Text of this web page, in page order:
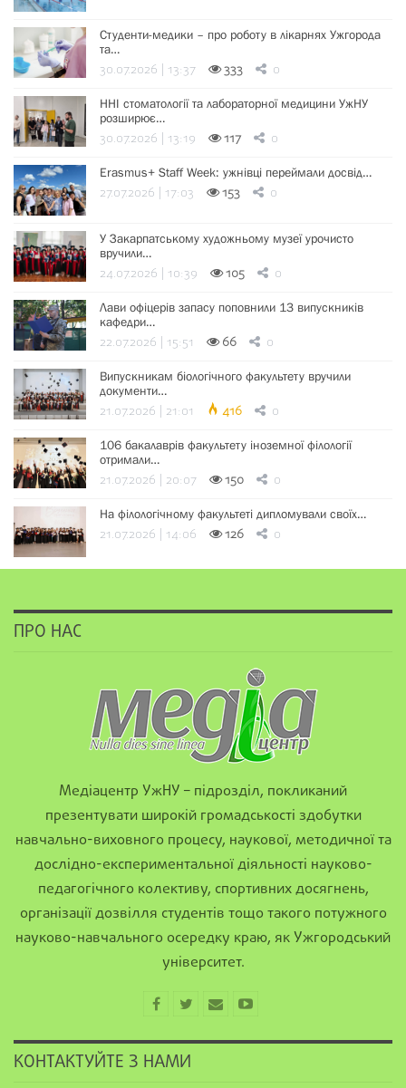
Студенти-медики – про роботу в лікарнях Ужгорода
та…
30.07.2026 | 13:37 333 0
ННІ стоматології та лабораторної медицини УжНУ
розширює…
30.07.2026 | 13:19 117 0
Erasmus+ Staff Week: ужнівці переймали досвід…
27.07.2026 | 17:03 153 0
У Закарпатському художньому музеї урочисто
вручили…
24.07.2026 | 10:39 105 0
Лави офіцерів запасу поповнили 13 випускників
кафедри…
22.07.2026 | 15:51 66 0
Випускникам біологічного факультету вручили
документи…
21.07.2026 | 21:01 416 0
106 бакалаврів факультету іноземної філології
отримали…
21.07.2026 | 20:07 150 0
На філологічному факультеті дипломували своїх…
21.07.2026 | 14:06 126 0
ПРО НАС
Медіацентр УжНУ – підрозділ, покликаний
презентувати широкій громадськості здобутки
навчально-виховного процесу, наукової, методичної та
дослідно-експериментальної діяльності науково-
педагогічного колективу, спортивних досягнень,
організації дозвілля студентів тощо такого потужного
науково-навчального осередку краю, як Ужгородський
університет.
КОНТАКТУЙТЕ З НАМИ